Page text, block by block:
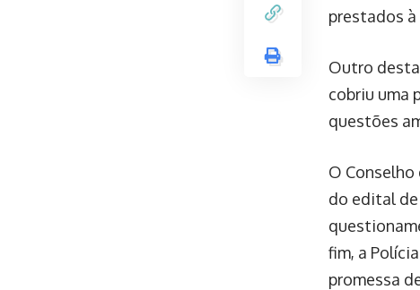
prestados
Outro
cobriu uma
questões
O
do edital de
fim, a
promessa